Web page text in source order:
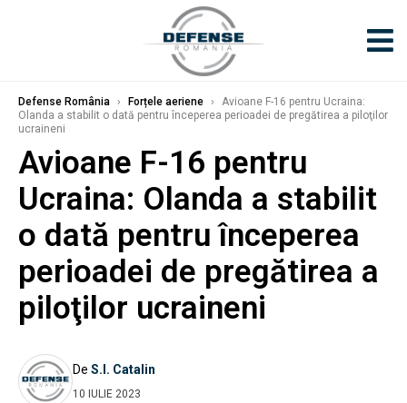
Defense România › Forțele aeriene ›
Avioane F-16 pentru Ucraina:
Olanda a stabilit o dată pentru începerea perioadei de pregătirea a piloţilor
ucraineni
Avioane F-16 pentru
Ucraina: Olanda a stabilit
o dată pentru începerea
perioadei de pregătirea a
piloţilor ucraineni
De S.I. Catalin
10 IULIE 2023